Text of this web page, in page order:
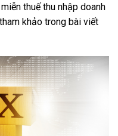
thuế thu nhập doanh
khảo trong bài viết